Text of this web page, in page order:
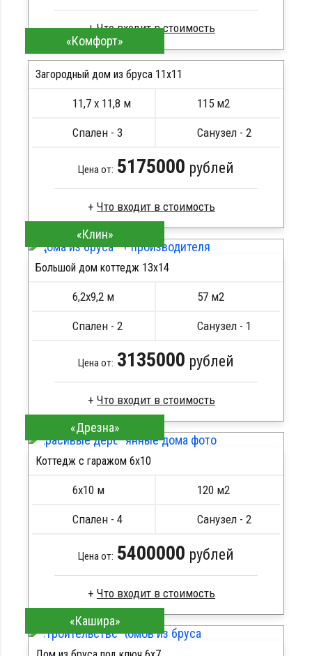
Сухой брус
Стропила, балки 50х200 мм
Метизы, саморезы, гвозди
Сборка на березовые нагеля, джут
ПОДРОБНЕЕ
«Комфорт»
Загородный дом из бруса 11х11
11,7 х 11,8 м 115 м2
Спален - 3 Санузел - 2
Цена от: 5175000 рублей
Сухой брус
Стропила, балки 50х200 мм
Кровля металлочерепица
Сборка на березовые нагеля, джут
Металлические сваи 108 диаметр
ПОДРОБНЕЕ
«Клин»
Большой дом коттедж 13х14
6,2х9,2 м 57 м2
Спален - 2 Санузел - 1
Цена от: 3135000 рублей
Клееный брус
Стропила, балки 50х200 мм
Кровля металлочерепица
Сборка на березовые нагеля, джут
Металлические сваи 108 диаметр
ПОДРОБНЕЕ
«Дрезна»
Коттедж с гаражом 6х10
6х10 м 120 м2
Спален - 4 Санузел - 2
Цена от: 5400000 рублей
Брус камерной сушки
Стропила, балки 50х200 мм
«Кашира»